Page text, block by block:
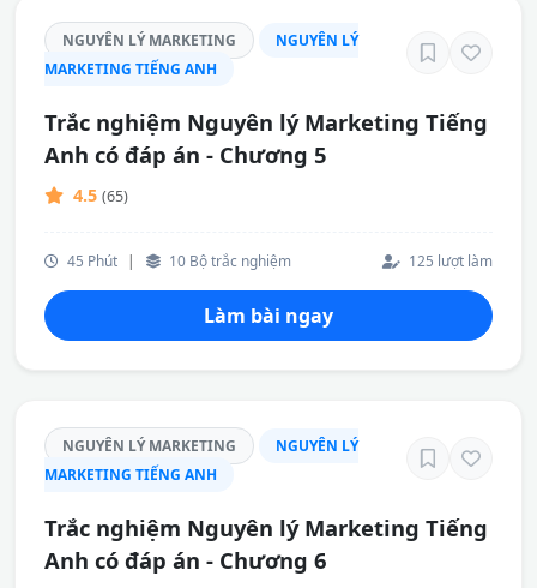
NGUYÊN LÝ MARKETING
NGUYÊN LÝ
MARKETING TIẾNG ANH
Trắc nghiệm Nguyên lý Marketing Tiếng
Anh có đáp án - Chương 5
4.5 (65)
45 Phút | 10 Bộ trắc nghiệm 125 lượt làm
Làm bài ngay
NGUYÊN LÝ MARKETING
NGUYÊN LÝ
MARKETING TIẾNG ANH
Trắc nghiệm Nguyên lý Marketing Tiếng
Anh có đáp án - Chương 6